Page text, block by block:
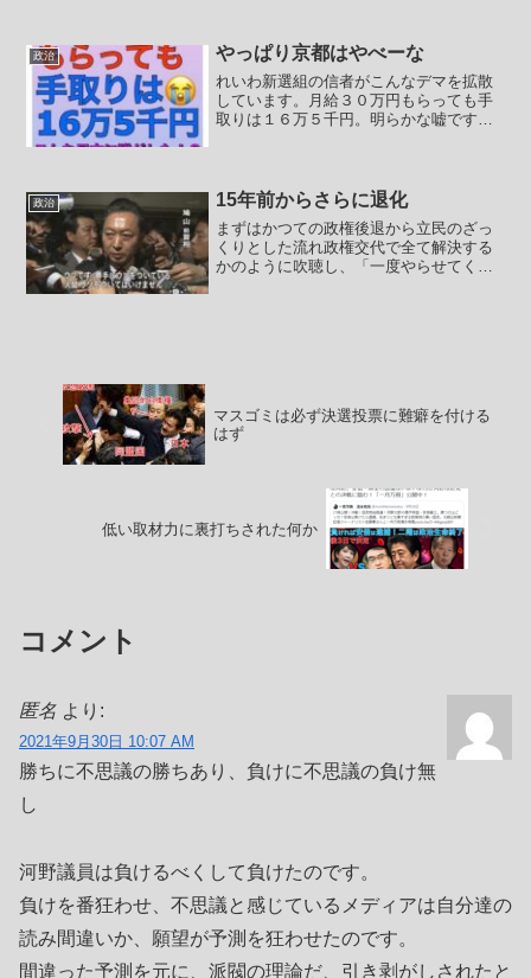
国民民主党の玉木雄一郎代表は7日の記者
会見で、高市早苗首相...
政治 やっぱり京都はやべーな
れいわ新選組の信者がこんなデマを拡散
しています。月給３０万円もらっても手
取りは１６万５千円。明らかな嘘です。
いという程度なのでしょう...
政治 15年前からさらに退化
まずはかつての政権後退から立民のざっ
くりとした流れ政権交代で全て解決する
かのように吹聴し、「一度やらせてくだ
マスゴミは必ず決選投票に難癖を付ける
はず
低い取材力に裏打ちされた何か
コメント
匿名 より:
2021年9月30日 10:07 AM
勝ちに不思議の勝ちあり、負けに不思議の負け無
し
河野議員は負けるべくして負けたのです。
負けを番狂わせ、不思議と感じているメディアは自分達の
読み間違いか、願望が予測を狂わせたのです。
間違った予測を元に、派閥の理論だ、引き剥がしされたと